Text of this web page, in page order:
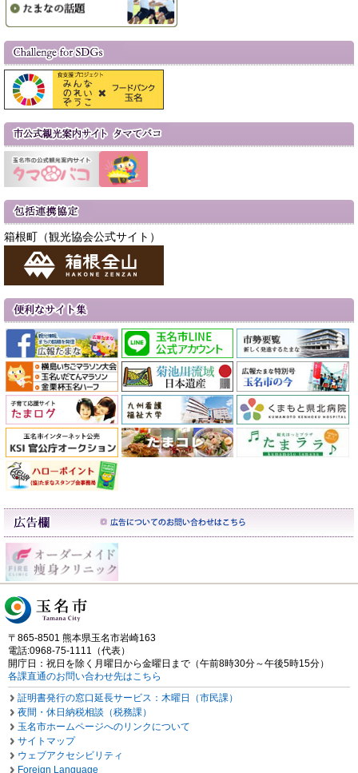
箱根町（観光協会公式サイト）
〒865-8501 熊本県玉名市岩崎163
電話:0968-75-1111（代表）
開庁日：祝日を除く月曜日から金曜日まで（午前8時30分～午後5時15分）
各課直通のお問い合わせ先はこちら
証明書発行の窓口延長サービス：木曜日（市民課）
夜間・休日納税相談（税務課）
玉名市ホームページへのリンクについて
サイトマップ
ウェブアクセシビリティ
Foreign Language